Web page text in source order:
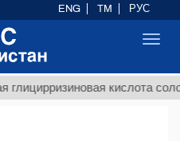
кислота
ENG TM РУС